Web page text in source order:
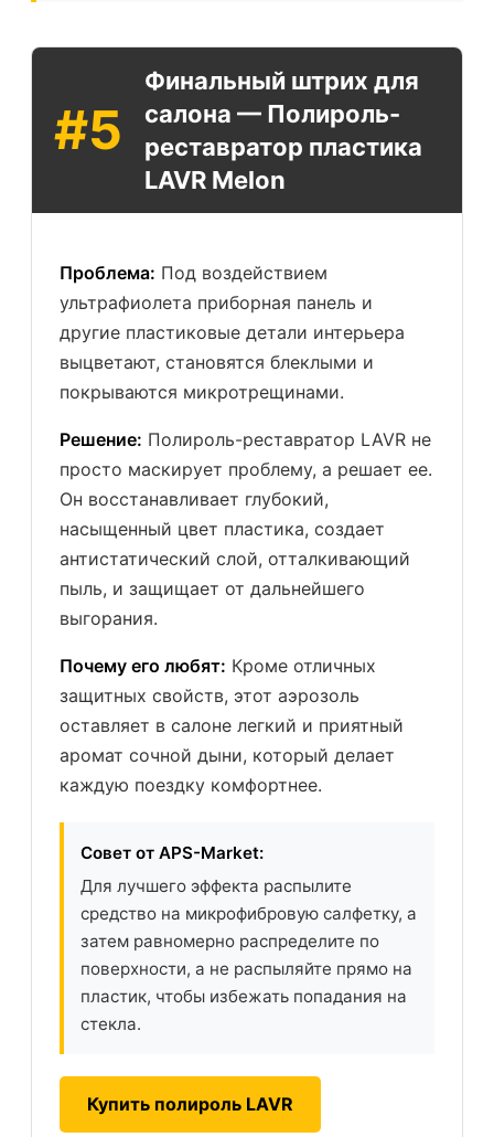
#5
Финальный штрих для
салона — Полироль-
реставратор пластика
LAVR Melon
Проблема: Под воздействием
ультрафиолета приборная панель и
другие пластиковые детали интерьера
выцветают, становятся блеклыми и
покрываются микротрещинами.
Решение: Полироль-реставратор LAVR не
просто маскирует проблему, а решает ее.
Он восстанавливает глубокий,
насыщенный цвет пластика, создает
антистатический слой, отталкивающий
пыль, и защищает от дальнейшего
выгорания.
Почему его любят: Кроме отличных
защитных свойств, этот аэрозоль
оставляет в салоне легкий и приятный
аромат сочной дыни, который делает
каждую поездку комфортнее.
Совет от APS-Market:
Для лучшего эффекта распылите
средство на микрофибровую салфетку, а
затем равномерно распределите по
поверхности, а не распыляйте прямо на
пластик, чтобы избежать попадания на
стекла.
Купить полироль LAVR